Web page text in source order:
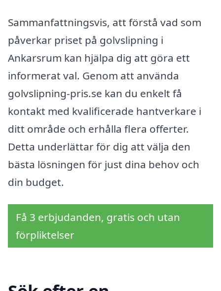
Sammanfattningsvis, att förstå vad som
påverkar priset på golvslipning i
Ankarsrum kan hjälpa dig att göra ett
informerat val. Genom att använda
golvslipning-pris.se kan du enkelt få
kontakt med kvalificerade hantverkare i
ditt område och erhålla flera offerter.
Detta underlättar för dig att välja den
bästa lösningen för just dina behov och
din budget.
Få 3 erbjudanden, gratis och utan
förpliktelser